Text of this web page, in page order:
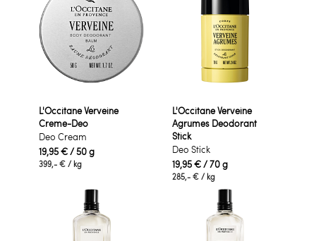
L'Occitane Verveine
Creme-Deo
Deo Cream
19,95 €/ 50 g
399,- € / kg
L'Occitane Verveine
Agrumes Deodorant
Stick
Deo Stick
19,95 €/ 70 g
285,- € / kg